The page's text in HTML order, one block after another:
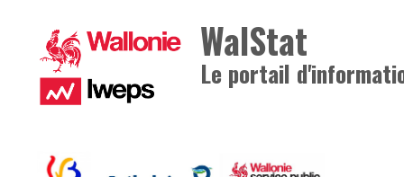
WalStat
Le portail